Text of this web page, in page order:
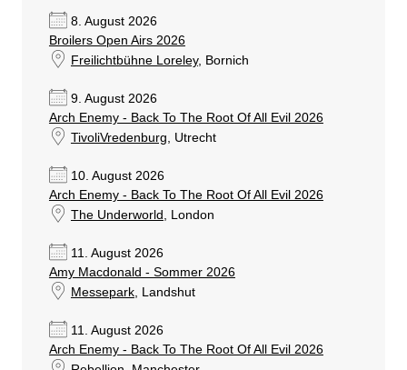
8. August 2026
Broilers Open Airs 2026
Freilichtbühne Loreley, Bornich
9. August 2026
Arch Enemy - Back To The Root Of All Evil 2026
TivoliVredenburg , Utrecht
10. August 2026
Arch Enemy - Back To The Root Of All Evil 2026
The Underworld , London
11. August 2026
Amy Macdonald - Sommer 2026
Messepark, Landshut
11. August 2026
Arch Enemy - Back To The Root Of All Evil 2026